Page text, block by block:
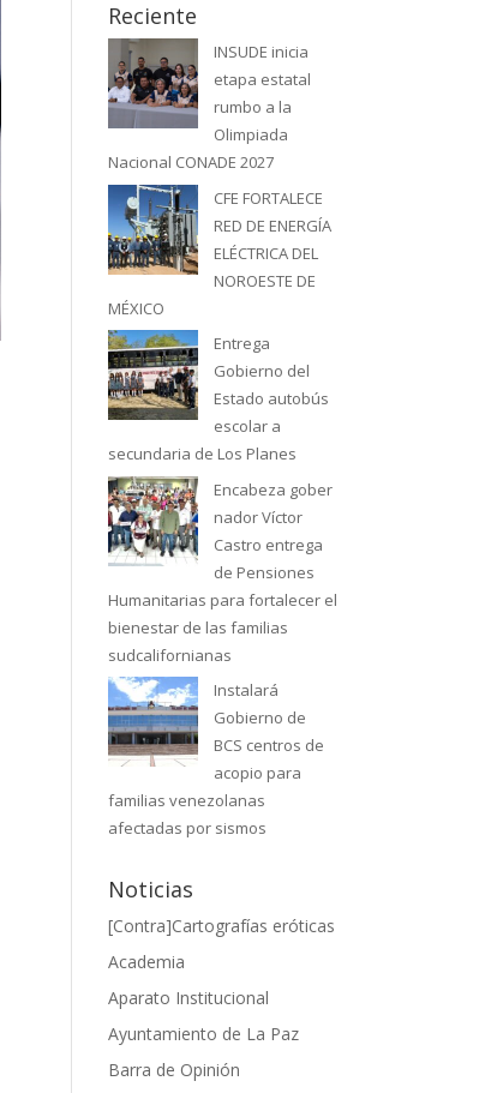
Reciente
INSUDE inicia
etapa estatal
rumbo a la
Olimpiada
Nacional CONADE 2027
CFE FORTALECE
RED DE ENERGÍA
ELÉCTRICA DEL
NOROESTE DE
MÉXICO
Entrega
Gobierno del
Estado autobús
escolar a
secundaria de Los Planes
Encabeza gober
nador Víctor
Castro entrega
de Pensiones
Humanitarias para fortalecer el
bienestar de las familias
sudcalifornianas
Instalará
Gobierno de
BCS centros de
acopio para
familias venezolanas
afectadas por sismos
Noticias
[Contra]Cartografías eróticas
Academia
Aparato Institucional
Ayuntamiento de La Paz
Barra de Opinión